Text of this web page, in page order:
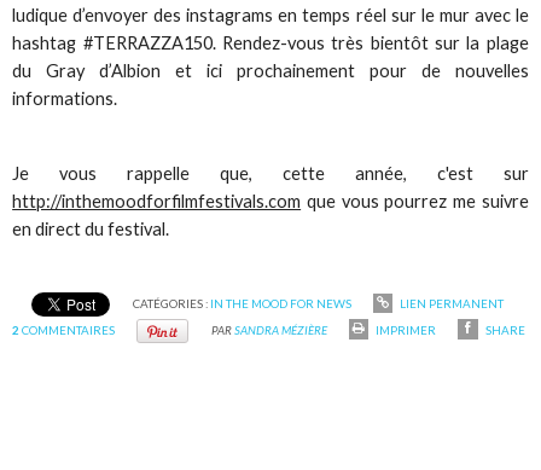
ludique d’envoyer des instagrams en temps réel sur le mur avec le
hashtag #TERRAZZA150. Rendez-vous très bientôt sur la plage
du Gray d’Albion et ici prochainement pour de nouvelles
informations.
Je vous rappelle que, cette année, c'est sur
http://inthemoodforfilmfestivals.com que vous pourrez me suivre
en direct du festival.
CATÉGORIES : IN THE MOOD FOR NEWS
LIEN PERMANENT
2 COMMENTAIRES PARSANDRA MÉZIÈRE IMPRIMER SHARE